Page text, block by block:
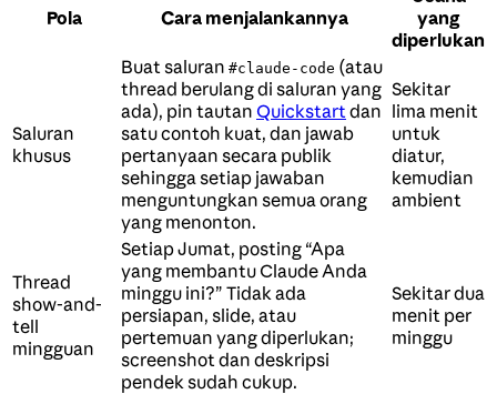
Pola Cara menjalankannya
yang
diperlukan
Saluran
khusus
Buat saluran #claude-code (atau
thread berulang di saluran yang
ada), pin tautan Quickstart dan
satu contoh kuat, dan jawab
pertanyaan secara publik
sehingga setiap jawaban
menguntungkan semua orang
yang menonton.
Sekitar
lima menit
untuk
diatur,
kemudian
ambient
Thread
show-and-
tell
mingguan
Setiap Jumat, posting “Apa
yang membantu Claude Anda
minggu ini?” Tidak ada
persiapan, slide, atau
pertemuan yang diperlukan;
screenshot dan deskripsi
pendek sudah cukup.
Sekitar dua
menit per
minggu